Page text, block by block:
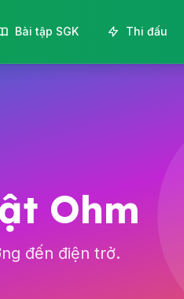
Bài tập SGK Thi đấu
Ohm
đến điện trở.